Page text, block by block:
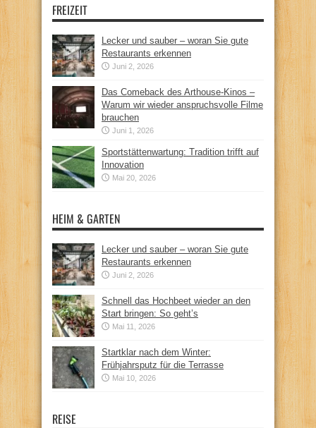
FREIZEIT
Lecker und sauber – woran Sie gute
Restaurants erkennen
Juni 2, 2026
Das Comeback des Arthouse-Kinos –
Warum wir wieder anspruchsvolle Filme
brauchen
Juni 1, 2026
Sportstättenwartung: Tradition trifft auf
Innovation
Mai 20, 2026
HEIM & GARTEN
Lecker und sauber – woran Sie gute
Restaurants erkennen
Juni 2, 2026
Schnell das Hochbeet wieder an den
Start bringen: So geht’s
Mai 11, 2026
Startklar nach dem Winter:
Frühjahrsputz für die Terrasse
Mai 10, 2026
REISE